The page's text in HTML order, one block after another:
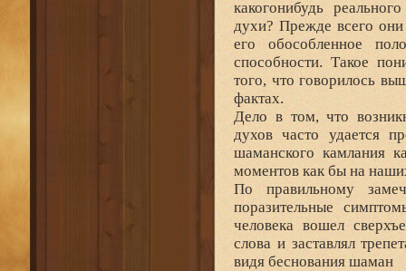
какогонибудь
духи? Прежде всего они
его обособленное
способности. Такое
того, что говорилось
фактах.
Дело в том, что
духов часто удается
шаманского камлания
моментов как бы на
По правильному
поразительные
человека вошел
слова и заставлял
видя беснования шаман